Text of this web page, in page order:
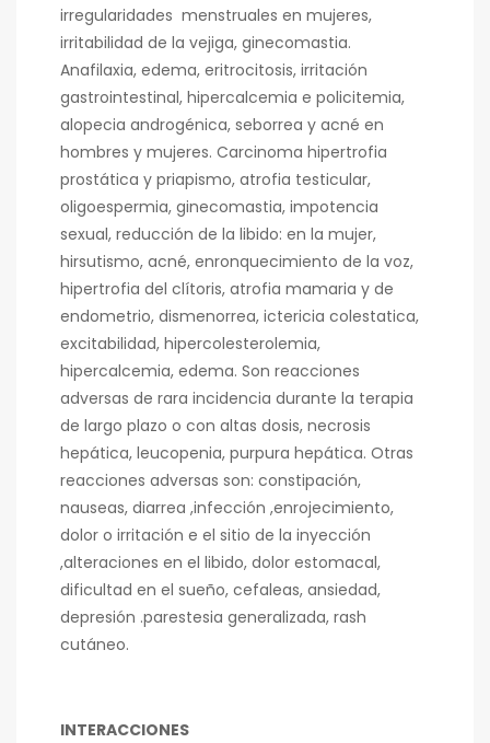
irregularidades menstruales en mujeres,
irritabilidad de la vejiga, ginecomastia.
Anafilaxia, edema, eritrocitosis, irritación
gastrointestinal, hipercalcemia e policitemia,
alopecia androgénica, seborrea y acné en
hombres y mujeres. Carcinoma hipertrofia
prostática y priapismo, atrofia testicular,
oligoespermia, ginecomastia, impotencia
sexual, reducción de la libido: en la mujer,
hirsutismo, acné, enronquecimiento de la voz,
hipertrofia del clítoris, atrofia mamaria y de
endometrio, dismenorrea, ictericia colestatica,
excitabilidad, hipercolesterolemia,
hipercalcemia, edema. Son reacciones
adversas de rara incidencia durante la terapia
de largo plazo o con altas dosis, necrosis
hepática, leucopenia, purpura hepática. Otras
reacciones adversas son: constipación,
nauseas, diarrea ,infección ,enrojecimiento,
dolor o irritación e el sitio de la inyección
,alteraciones en el libido, dolor estomacal,
dificultad en el sueño, cefaleas, ansiedad,
depresión .parestesia generalizada, rash
cutáneo.
INTERACCIONES